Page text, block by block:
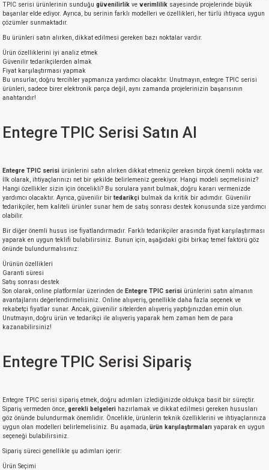
Tipi Kondansatör
1206 Kılıf
805 Kılıf
6W
7W
8W
Kılıf
Kılıf
TPIC serisi ürünlerinin sunduğu güvenilirlik ve verimlilik sayesinde projelerinde büyük
başarılar elde ediyor. Ayrıca, bu serinin farklı modelleri ve özellikleri, her türlü ihtiyaca uygun
çözümler sunmaktadır.
Bu ürünleri satın alırken, dikkat edilmesi gereken bazı noktalar vardır.
Ürün özelliklerini iyi analiz etmek
Güvenilir tedarikçilerden almak
Fiyat karşılaştırması yapmak
Bu unsurlar, doğru tercihler yapmanıza yardımcı olacaktır. Unutmayın, entegre TPIC serisi
ürünleri, sadece birer elektronik parça değil, aynı zamanda projelerinizin başarısının
anahtarıdır!
Entegre TPIC Serisi Satın Al
Entegre TPIC serisi ürünlerini satın alırken dikkat etmeniz gereken birçok önemli nokta var.
İlk olarak, ihtiyaçlarınızı net bir şekilde belirlemeniz gerekiyor. Hangi modeli seçmelisiniz?
Hangi özellikler sizin için öncelikli? Bu sorulara yanıt bulmak, doğru kararı vermenizde
yardımcı olacaktır. Ayrıca, güvenilir bir tedarikçi bulmak da kritik bir adımdır. Güvenilir
tedarikçiler, hem kaliteli ürünler sunar hem de satış sonrası destek konusunda size yardımcı
olabilir.
Bir diğer önemli husus ise fiyatlandırmadır. Farklı tedarikçiler arasında fiyat karşılaştırması
yaparak en uygun teklifi bulabilirsiniz. Bunun için, aşağıdaki gibi birkaç temel faktörü göz
önünde bulundurmalısınız:
Ürünün özellikleri
Garanti süresi
Satış sonrası destek
Son olarak, online platformlar üzerinden de Entegre TPIC serisi ürünlerini satın almanın
avantajlarını değerlendirmelisiniz. Online alışveriş, genellikle daha fazla seçenek ve
rekabetçi fiyatlar sunar. Ancak, güvenilir sitelerden alışveriş yaptığınızdan emin olun.
Unutmayın, doğru ürün ve tedarikçi ile alışveriş yaparak hem zaman hem de para
kazanabilirsiniz!
Entegre TPIC Serisi Sipariş
Entegre TPIC serisi sipariş etmek, doğru adımları izlediğinizde oldukça basit bir süreçtir.
Sipariş vermeden önce, gerekli belgeleri hazırlamak ve dikkat edilmesi gereken hususları
göz önünde bulundurmak önemlidir. Öncelikle, ürünlerin teknik özelliklerini ve ihtiyaçlarınıza
uygun olan modelleri belirlemelisiniz. Bu aşamada, ürün karşılaştırmaları yaparak en uygun
seçeneği bulabilirsiniz.
Sipariş süreci genellikle şu adımları içerir:
Ürün Seçimi